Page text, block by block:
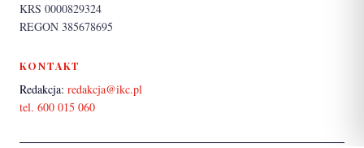
KRS 0000829324
REGON 385678695
KONTAKT
Redakcja: redakcja@ikc.pl
tel. 600 015 060